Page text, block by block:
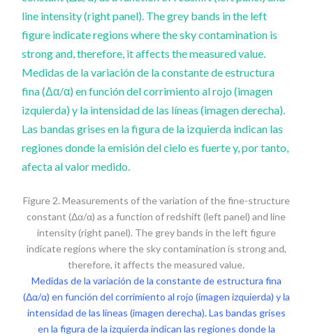
Figure 2. Measurements of the variation of the fine-structure
constant (Δα/α) as a function of redshift (left panel) and line
intensity (right panel). The grey bands in the left figure
indicate regions where the sky contamination is strong and,
therefore, it affects the measured value.
Medidas de la variación de la constante de estructura fina
(Δα/α) en función del corrimiento al rojo (imagen izquierda) y la
intensidad de las líneas (imagen derecha). Las bandas grises
en la figura de la izquierda indican las regiones donde la